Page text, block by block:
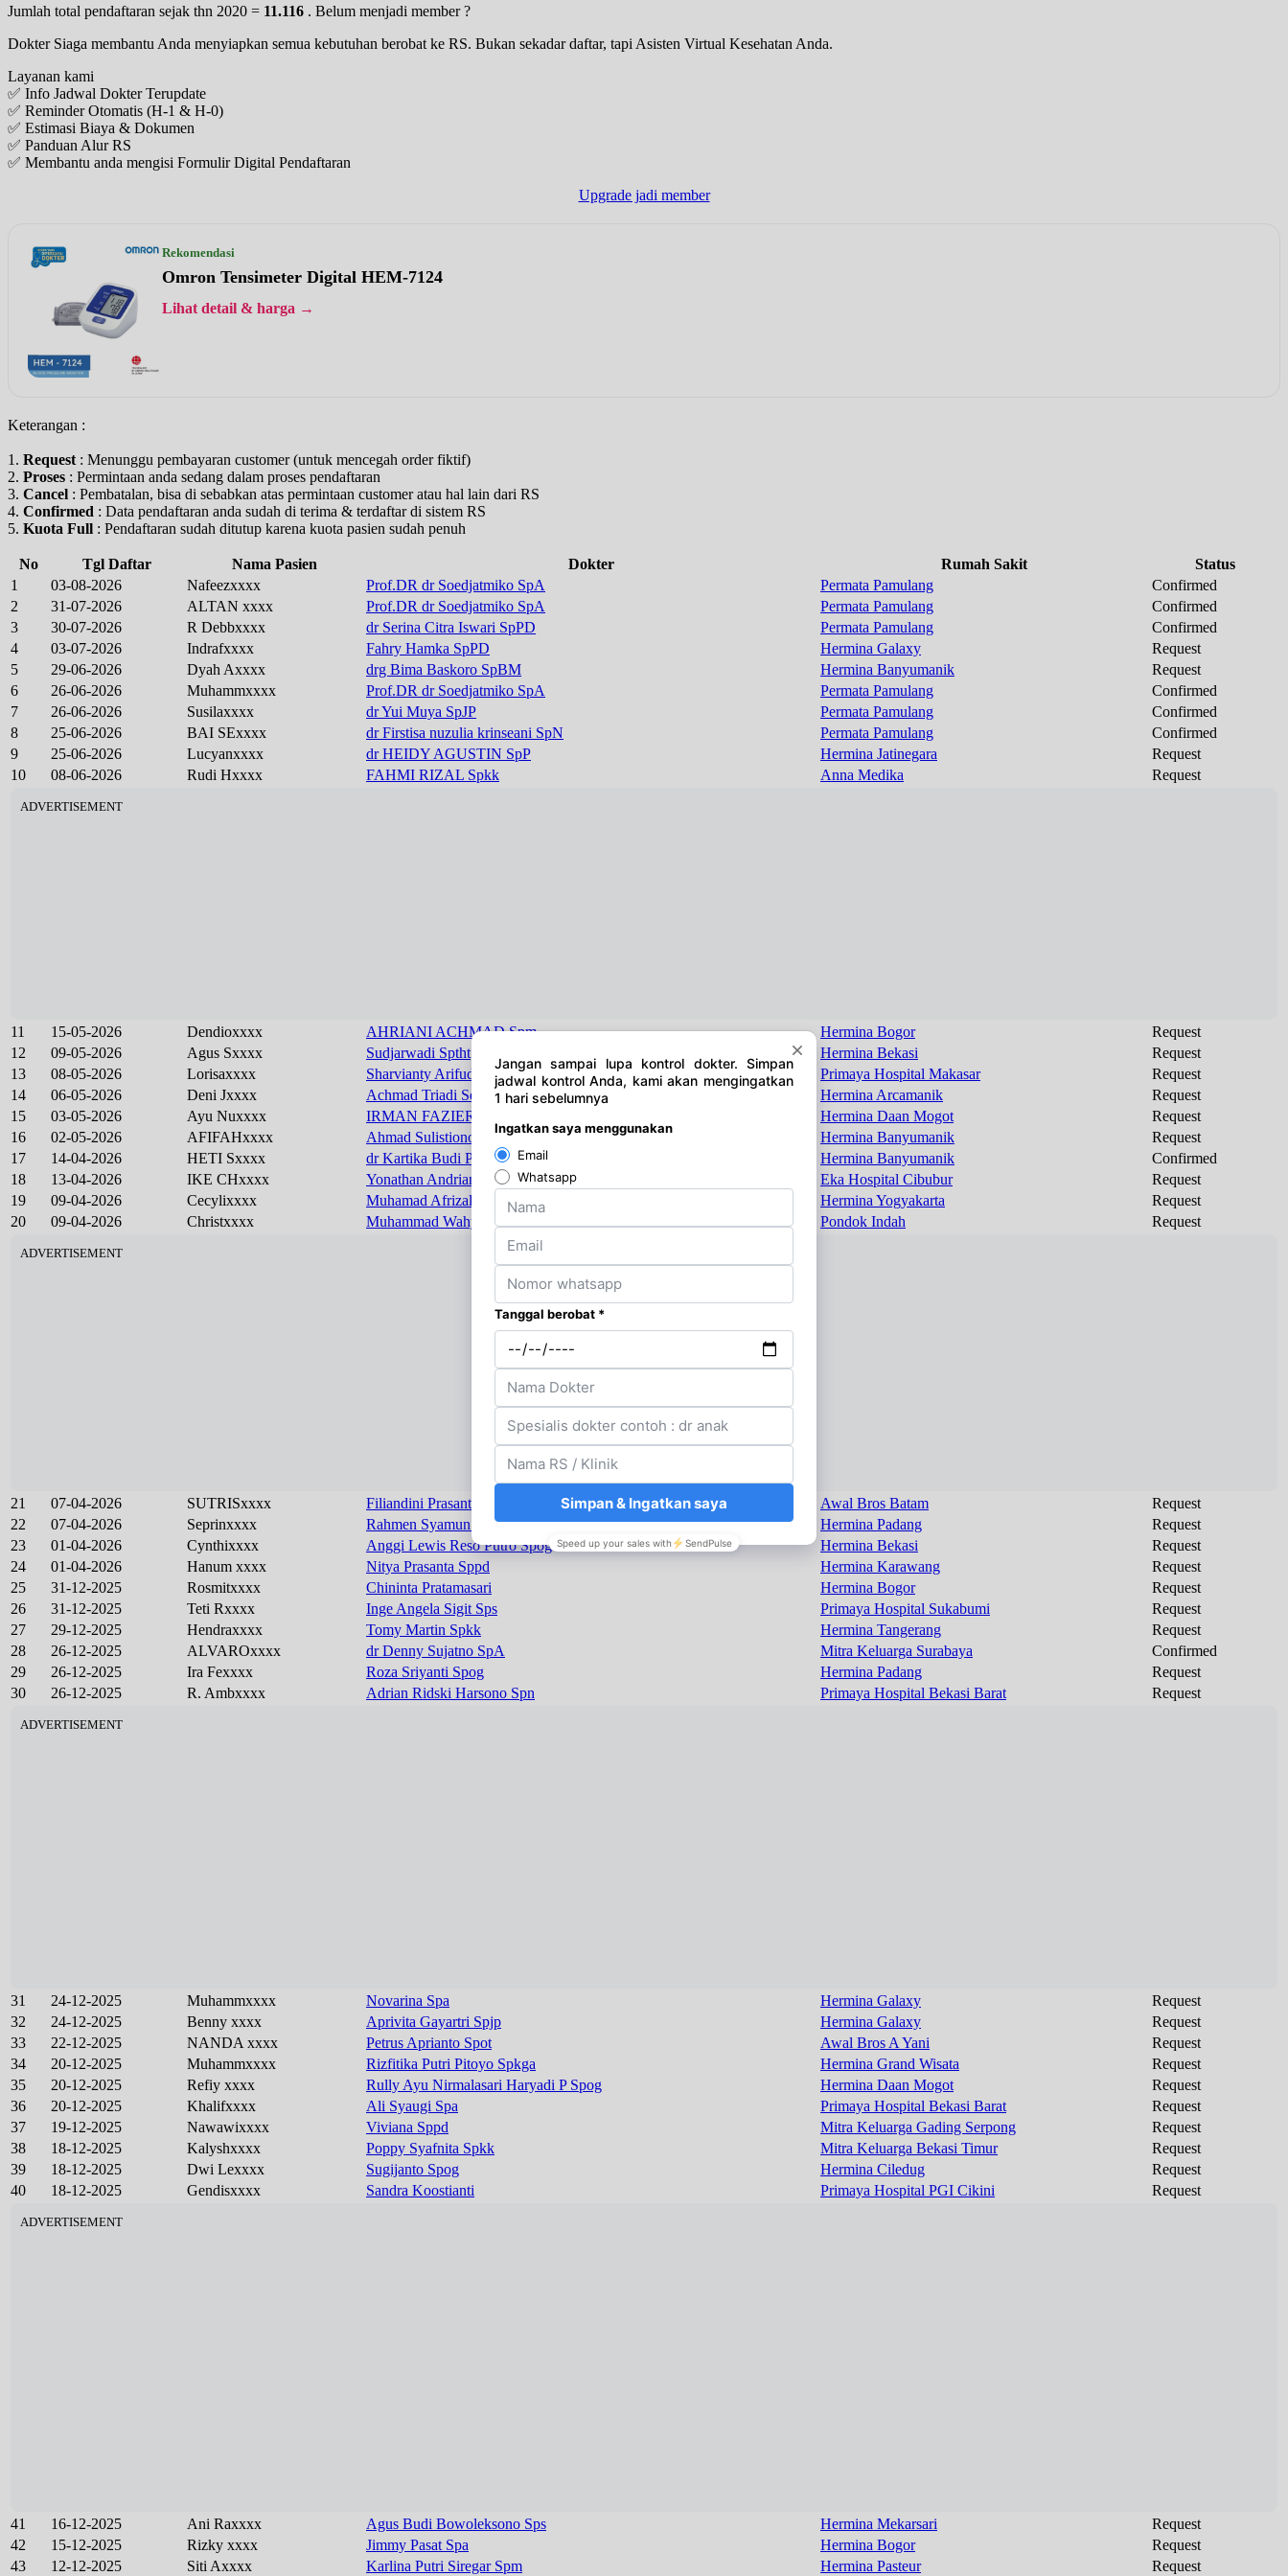
Jumlah total pendaftaran sejak thn 2020 = 11.116 . Belum menjadi member ?
Dokter Siaga membantu Anda menyiapkan semua kebutuhan berobat ke RS. Bukan sekadar daftar, tapi Asisten Virtual Kesehatan Anda.
Layanan kami
✅ Info Jadwal Dokter Terupdate
✅ Reminder Otomatis (H-1 & H-0)
✅ Estimasi Biaya & Dokumen
✅ Panduan Alur RS
✅ Membantu anda mengisi Formulir Digital Pendaftaran
Upgrade jadi member
Rekomendasi
Omron Tensimeter Digital HEM-7124
Lihat detail & harga →
Keterangan :
1. Request : Menunggu pembayaran customer (untuk mencegah order fiktif)
2. Proses : Permintaan anda sedang dalam proses pendaftaran
3. Cancel : Pembatalan, bisa di sebabkan atas permintaan customer atau hal lain dari RS
4. Confirmed : Data pendaftaran anda sudah di terima & terdaftar di sistem RS
5. Kuota Full : Pendaftaran sudah ditutup karena kuota pasien sudah penuh
No Tgl Daftar Nama Pasien Dokter Rumah Sakit
Status
1
03-08-2026 Nafeezxxxx Prof.DR dr Soedjatmiko SpA Permata Pamulang
Confirmed
2
31-07-2026 ALTAN xxxx Prof.DR dr Soedjatmiko SpA Permata Pamulang
Confirmed
3
30-07-2026 R Debbxxxx dr Serina Citra Iswari SpPD Permata Pamulang
Confirmed
4
03-07-2026 Indrafxxxx Fahry Hamka SpPD Hermina Galaxy
Request
5
29-06-2026 Dyah Axxxx drg Bima Baskoro SpBM Hermina Banyumanik
Request
6
26-06-2026 Muhammxxxx Prof.DR dr Soedjatmiko SpA Permata Pamulang
Confirmed
7
26-06-2026 Susilaxxxx dr Yui Muya SpJP Permata Pamulang
Confirmed
8
25-06-2026 BAI SExxxx dr Firstisa nuzulia krinseani SpN Permata Pamulang
Confirmed
9
25-06-2026 Lucyanxxxx dr HEIDY AGUSTIN SpP Hermina Jatinegara
Request
10
08-06-2026 Rudi Hxxxx FAHMI RIZAL Spkk Anna Medika Request
ADVERTISEMENT
11 15-05-2026 Dendioxxxx AHRIANI ACHMAD Spm Hermina Bogor
Request
12
09-05-2026 Agus Sxxxx Sudjarwadi Sptht Hermina Bekasi
Request
13
08-05-2026 Lorisaxxxx Sharvianty Arifuddin Spog Primaya Hospital Makasar
Request
14
06-05-2026 Deni Jxxxx Achmad Triadi Setiawan Spjp Hermina Arcamanik
Request
15
03-05-2026 Ayu Nuxxxx IRMAN FAZIER AZWAR Spbm Hermina Daan Mogot
Request
16
02-05-2026 AFIFAHxxxx Ahmad Sulistiono Hermina Banyumanik
Request
17
14-04-2026 HETI Sxxxx dr Kartika Budi Peranawengrum SpOG Hermina Banyumanik
Confirmed
18
13-04-2026 IKE CHxxxx Yonathan Andrian Suparman Sps Eka Hospital Cibubur
Request
19
09-04-2026 Cecylixxxx Muhamad Afrizal Farkhan Spot Hermina Yogyakarta
Request
20
09-04-2026 Christxxxx Muhammad Wahyudi Spot Pondok Indah Request
ADVERTISEMENT
21 07-04-2026 SUTRISxxxx Filiandini Prasanti Spkk Awal Bros Batam
Request
22
07-04-2026 Seprinxxxx Rahmen Syamun Spb Hermina Padang
Request
23
01-04-2026 Cynthixxxx Anggi Lewis Reso Putro Spog Hermina Bekasi
Request
24
01-04-2026 Hanum xxxx Nitya Prasanta Sppd Hermina Karawang
Request
25
31-12-2025 Rosmitxxxx Chininta Pratamasari Hermina Bogor
Request
26
31-12-2025 Teti Rxxxx Inge Angela Sigit Sps Primaya Hospital Sukabumi
Request
27
29-12-2025 Hendraxxxx Tomy Martin Spkk Hermina Tangerang
Request
28
26-12-2025 ALVAROxxxx dr Denny Sujatno SpA Mitra Keluarga Surabaya
Confirmed
29
26-12-2025 Ira Fexxxx Roza Sriyanti Spog Hermina Padang
Request
30
26-12-2025 R. Ambxxxx Adrian Ridski Harsono Spn Primaya Hospital Bekasi Barat Request
ADVERTISEMENT
31 24-12-2025 Muhammxxxx Novarina Spa Hermina Galaxy
Request
32
24-12-2025 Benny xxxx Aprivita Gayartri Spjp Hermina Galaxy
Request
33
22-12-2025 NANDA xxxx Petrus Aprianto Spot Awal Bros A Yani
Request
34
20-12-2025 Muhammxxxx Rizfitika Putri Pitoyo Spkga Hermina Grand Wisata
Request
35
20-12-2025 Refiy xxxx Rully Ayu Nirmalasari Haryadi P Spog Hermina Daan Mogot
Request
36
20-12-2025 Khalifxxxx Ali Syaugi Spa Primaya Hospital Bekasi Barat
Request
37
19-12-2025 Nawawixxxx Viviana Sppd Mitra Keluarga Gading Serpong
Request
38
18-12-2025 Kalyshxxxx Poppy Syafnita Spkk Mitra Keluarga Bekasi Timur
Request
39
18-12-2025 Dwi Lexxxx Sugijanto Spog Hermina Ciledug
Request
40
18-12-2025 Gendisxxxx Sandra Koostianti Primaya Hospital PGI Cikini Request
ADVERTISEMENT
41 16-12-2025 Ani Raxxxx Agus Budi Bowoleksono Sps Hermina Mekarsari
Request
42
15-12-2025 Rizky xxxx Jimmy Pasat Spa Hermina Bogor
Request
43
12-12-2025 Siti Axxxx Karlina Putri Siregar Spm Hermina Pasteur Request